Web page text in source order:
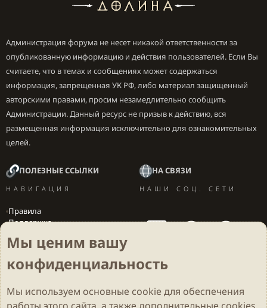
Администрация форума не несет никакой ответственности за
опубликованную информацию и действия пользователей. Если Вы
считаете, что в темах и сообщениях может содержаться
информация, запрещенная УК РФ, либо материал защищенный
авторскими правами, просим незамедлительно сообщить
Администрации. Данный ресурс не призыв к действию, вся
размещенная информация исключительно для ознакомительных
целей.
ПОЛЕЗНЫЕ ССЫЛКИ
НАВИГАЦИЯ
Правила
Поддержка
Локализация игр
НА СВЯЗИ
НАШИ СОЦ. СЕТИ
Cookies Darkdale - Основа [v.2.3.2 rc1] 🔥
Русский (RU)
Мы ценим вашу
конфиденциальность
Мы используем основные cookieдля обеспечения